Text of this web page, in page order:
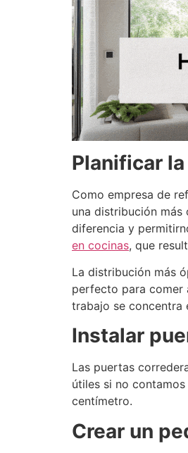
Planificar
Como empresa de
una distribución más
diferencia y
en cocinas, que
La distribución más
perfecto para comer
trabajo se concentra
Instalar
Las puertas
útiles si no
centímetro.
Crear un